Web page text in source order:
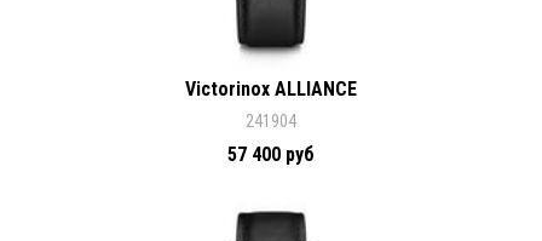
Victorinox ALLIANCE
241904
57 400 руб